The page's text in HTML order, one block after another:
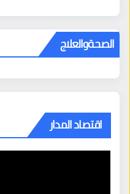
الصحةوالعلاج
اقتصاد المدار